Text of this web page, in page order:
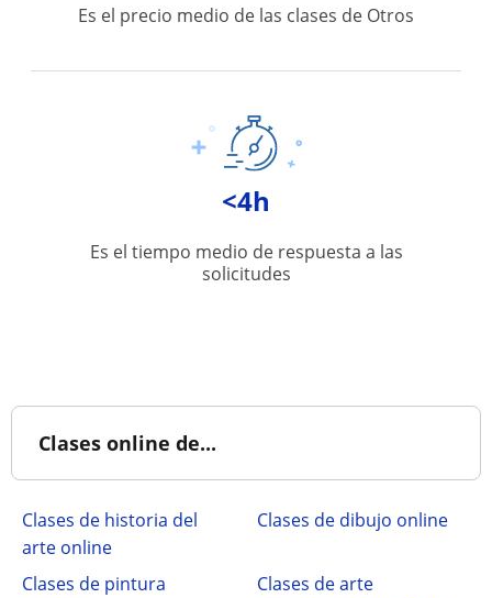
Es el precio medio de las clases de Otros
<4h
Es el tiempo medio de respuesta a las
solicitudes
Clases online de...
Clases de historia del
arte online
Clases de dibujo online
Clases de pintura
Clases de arte